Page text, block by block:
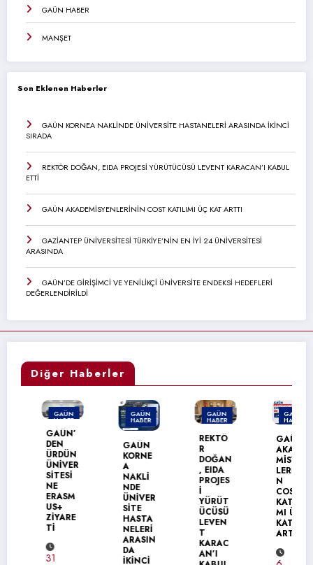
GAÜN HABER
MANŞET
Son Eklenen Haberler
GAÜN KORNEA NAKLİNDE ÜNİVERSİTE HASTANELERİ ARASINDA İKİNCİ
SIRADA
REKTÖR DOĞAN, EIDA PROJESİ YÜRÜTÜCÜSÜ LEVENT KARACAN’I KABUL
ETTİ
GAÜN AKADEMİSYENLERİNİN COST KATILIMI ÜÇ KAT ARTTI
GAZİANTEP ÜNİVERSİTESİ TÜRKİYE’NİN EN İYİ 24 ÜNİVERSİTESİ
ARASINDA
GAÜN’DE GİRİŞİMCİ VE YENİLİKÇİ ÜNİVERSİTE ENDEKSİ HEDEFLERİ
DEĞERLENDİRİLDİ
Diğer Haberler
GAÜN
HABER
GAÜN’
ÜRDÜN
ÜNİVER
SİTESİ
ERASM
ZİYARE
GAÜN
HABER
GAÜN
KORNE
NAKLİ
ÜNİVER
HASTA
NELERİ
ARASIN
İKİNCİ
GAÜN
HABER
REKTÖ
DOĞAN
, EIDA
PROJES
YÜRÜT
ÜCÜSÜ
LEVEN
KARAC
GAÜN
HABER
MANŞET
GAÜN
AKADE
MİSYEN
LERİNİ
COST
KATILI
MI ÜÇ
ARTTI